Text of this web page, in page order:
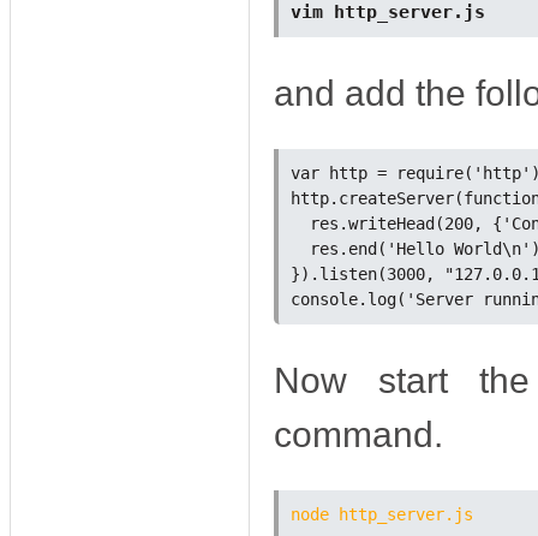
vim http_server.js
and add the
var http =
res.writeHead(200,
res.end('Hello
}).listen(3000,
Now start
command.
node http_server.js